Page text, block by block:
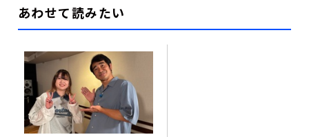
あわせて読みたい